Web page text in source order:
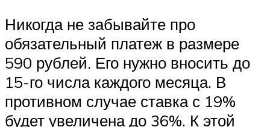
Никогда не забывайте про
обязательный платеж в размере
590 рублей. Его нужно вносить до
15-го числа каждого месяца. В
противном случае ставка с 19%
будет увеличена до 36%. К этой